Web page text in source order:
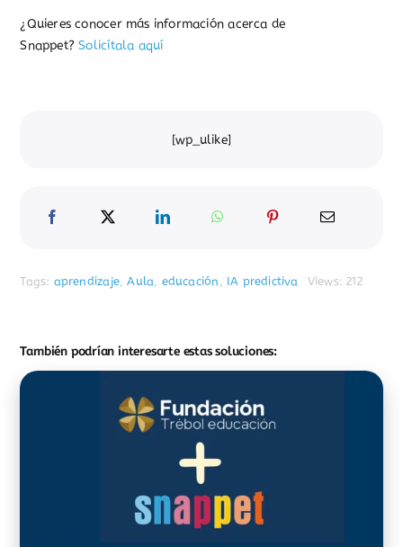
¿Quieres conocer más información acerca de
Snappet?Solicítala aquí
[wp_ulike]
Tags: aprendizaje,Aula, educación, IA predictiva Views: 212
También podrían interesarte estas soluciones: